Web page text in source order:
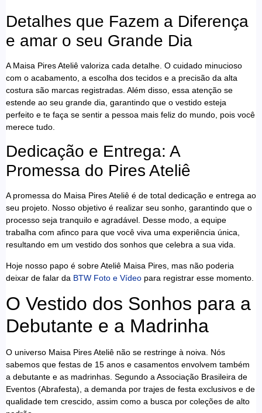
Detalhes que Fazem a Diferença
e amar o seu Grande Dia
A Maisa Pires Ateliê valoriza cada detalhe. O cuidado minucioso
com o acabamento, a escolha dos tecidos e a precisão da alta
costura são marcas registradas. Além disso, essa atenção se
estende ao seu grande dia, garantindo que o vestido esteja
perfeito e te faça se sentir a pessoa mais feliz do mundo, pois você
merece tudo.
Dedicação e Entrega: A
Promessa do Pires Ateliê
A promessa do Maisa Pires Ateliê é de total dedicação e entrega ao
seu projeto. Nosso objetivo é realizar seu sonho, garantindo que o
processo seja tranquilo e agradável. Desse modo, a equipe
trabalha com afinco para que você viva uma experiência única,
resultando em um vestido dos sonhos que celebra a sua vida.
Hoje nosso papo é sobre Ateliê Maisa Pires, mas não poderia
deixar de falar da BTW Foto e Vídeo para registrar esse momento.
O Vestido dos Sonhos para a
Debutante e a Madrinha
O universo Maisa Pires Ateliê não se restringe à noiva. Nós
sabemos que festas de 15 anos e casamentos envolvem também
a debutante e as madrinhas. Segundo a Associação Brasileira de
Eventos (Abrafesta), a demanda por trajes de festa exclusivos e de
qualidade tem crescido, assim como a busca por coleções de alto